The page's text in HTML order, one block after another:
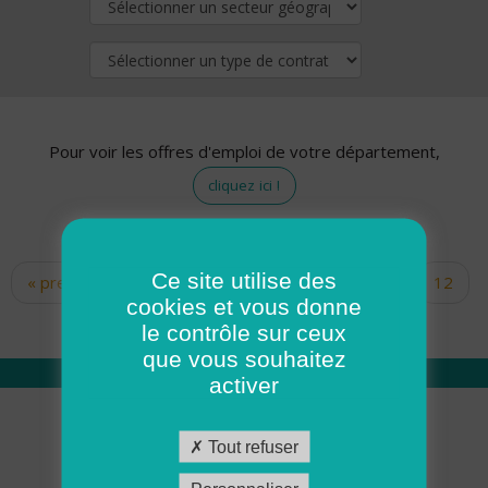
Pour voir les offres d'emploi de votre département,
cliquez ici !
Pages
« premier ‹ précédent … 10
12
14 15 16 17
Qui sommes nous
Académie ADMR
Ce site utilise des
cookies et vous donne
le contrôle sur ceux
que vous souhaitez
activer
Tout refuser